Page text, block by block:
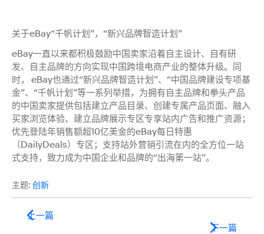
关于eBay“千帆计划”，“新兴品牌智造计划”
eBay一直以来都积极鼓励中国卖家沿着自主设计、自有研
发、自主品牌的方向实现中国跨境电商产业的整体升级。同
时， eBay也通过“新兴品牌智造计划”、“中国品牌建设专项基
金”、“千帆计划”等一系列举措，为拥有自主品牌和拳头产品
的中国卖家提供包括建立产品目录、创建专属产品页面、融入
买家浏览体验、建立品牌展示专区专享站内广告和推广资源；
优先登陆年销售额超10亿美金的eBay每日特惠
（DailyDeals）专区；支持站外营销引流在内的全方位一站
式支持，致力成为中国企业和品牌的“出海第一站”。
主题: 创新
上一篇
下一篇